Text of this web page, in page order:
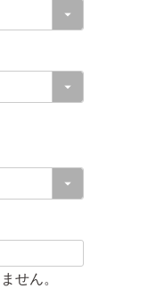
せん。